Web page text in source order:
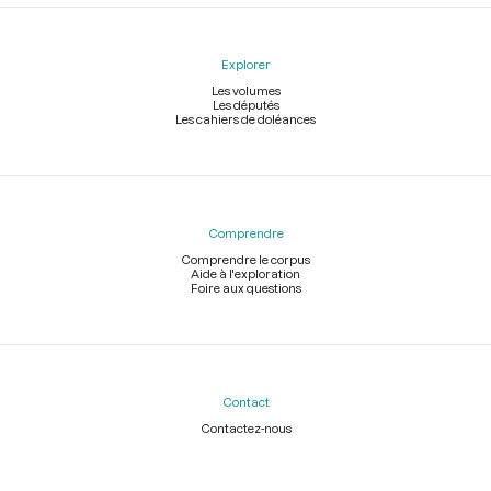
Explorer
Les volumes
Les députés
Les cahiers de doléances
Comprendre
Comprendre le corpus
Aide à l'exploration
Foire aux questions
Contact
Contactez-nous